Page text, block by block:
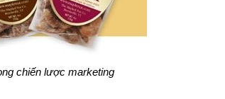
chiến lược marketing